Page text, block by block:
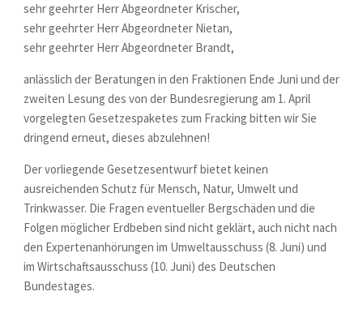
sehr geehrter Herr Abgeordneter Krischer,
sehr geehrter Herr Abgeordneter Nietan,
sehr geehrter Herr Abgeordneter Brandt,
anlässlich der Beratungen in den Fraktionen Ende Juni und der
zweiten Lesung des von der Bundesregierung am 1. April
vorgelegten Gesetzespaketes zum Fracking bitten wir Sie
dringend erneut, dieses abzulehnen!
Der vorliegende Gesetzesentwurf bietet keinen
ausreichenden Schutz für Mensch, Natur, Umwelt und
Trinkwasser. Die Fragen eventueller Bergschäden und die
Folgen möglicher Erdbeben sind nicht geklärt, auch nicht nach
den Expertenanhörungen im Umweltausschuss (8. Juni) und
im Wirtschaftsausschuss (10. Juni) des Deutschen
Bundestages.